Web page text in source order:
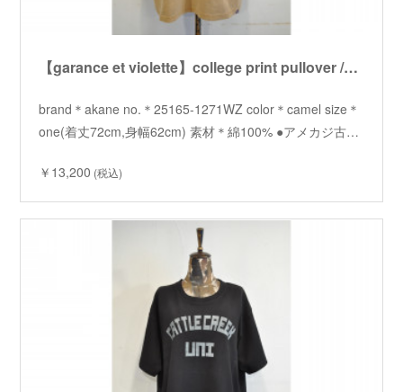
【garance et violette】college print pullover /【ギャランスエトヴィオレット】カレッジプリントプルオーバー
brand＊akane no.＊25165-1271WZ color＊camel size＊
one(着丈72cm,身幅62cm) 素材＊綿100% ●アメカジ古…
￥13,200 (税込)